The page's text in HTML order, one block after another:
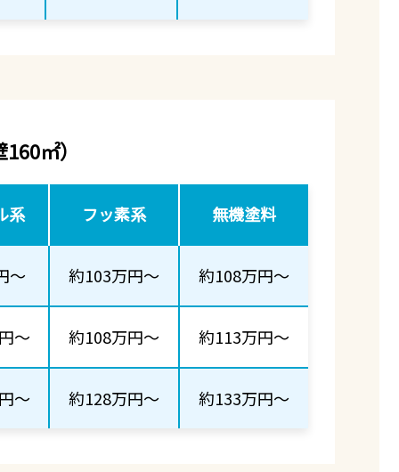
㎡）
系 フッ素系 無機塗料
～ 約103万円～ 約108万円～
～ 約108万円～ 約113万円～
～ 約128万円～ 約133万円～